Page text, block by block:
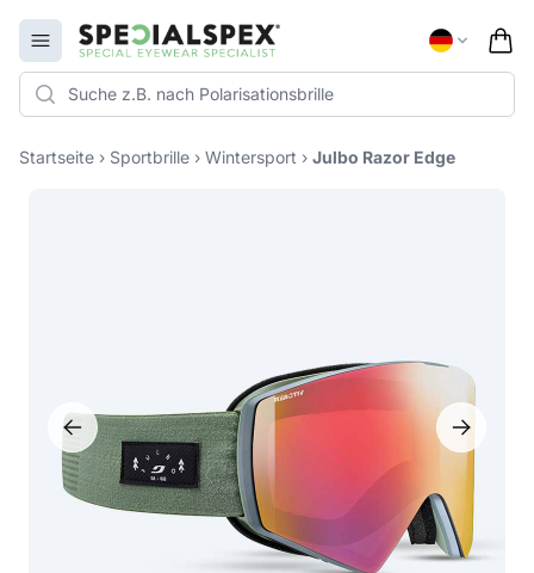
Open menu
Specialspex Logo
Startseite › Sportbrille › Wintersport › Julbo Razor Edge